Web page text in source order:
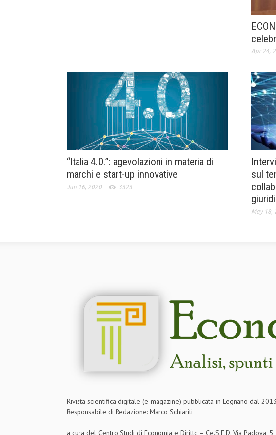
Apr 24,
“Italia 4.0.”: agevolazioni in materia di
marchi e start-up innovative
Jun 16, 2020 3323
sul
May 18,
Rivista scientifica digitale (e-magazine) pubblicata in Legnano dal
Responsabile di Redazione: Marco Schiariti
a cura del Centro Studi di Economia e Diritto – Ce.S.E.D. Via